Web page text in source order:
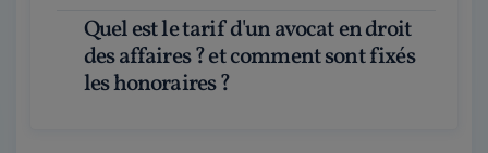
Quel est le tarif d'un avocat en droit
des affaires ? et comment sont fixés
les honoraires ?